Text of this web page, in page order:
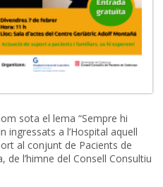
sota el lema “Sempre hi
ingressats a l’Hospital aquell
al conjunt de Pacients de
l’himne del Consell Consultiu